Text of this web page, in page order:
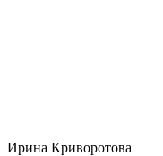
Ирина Криворотова